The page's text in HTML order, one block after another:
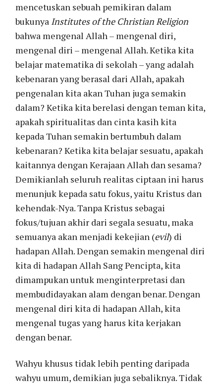
mencetuskan sebuah pemikiran dalam
bukunya Institutes of the Christian Religion
bahwa mengenal Allah – mengenal diri,
mengenal diri – mengenal Allah. Ketika kita
belajar matematika di sekolah – yang adalah
kebenaran yang berasal dari Allah, apakah
pengenalan kita akan Tuhan juga semakin
dalam? Ketika kita berelasi dengan teman kita,
apakah spiritualitas dan cinta kasih kita
kepada Tuhan semakin bertumbuh dalam
kebenaran? Ketika kita belajar sesuatu, apakah
kaitannya dengan Kerajaan Allah dan sesama?
Demikianlah seluruh realitas ciptaan ini harus
menunjuk kepada satu fokus, yaitu Kristus dan
kehendak-Nya. Tanpa Kristus sebagai
fokus/tujuan akhir dari segala sesuatu, maka
semuanya akan menjadi kekejian (evil) di
hadapan Allah. Dengan semakin mengenal diri
kita di hadapan Allah Sang Pencipta, kita
dimampukan untuk menginterpretasi dan
membudidayakan alam dengan benar. Dengan
mengenal diri kita di hadapan Allah, kita
mengenal tugas yang harus kita kerjakan
dengan benar.
Wahyu khusus tidak lebih penting daripada
wahyu umum, demikian juga sebaliknya. Tidak